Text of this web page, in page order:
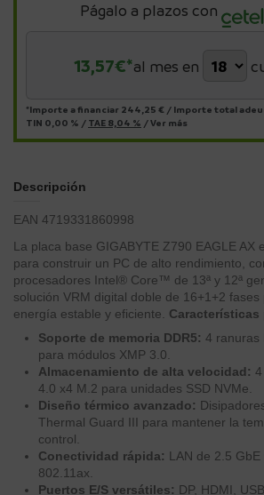
Págalo a plazos con
13,57€*al mes en
*Importe a financiar 244,25 € / Importe total
TIN 0,00 % / TAE 8,04 % /Ver más
Descripción
EAN 4719331860998
La placa base GIGABYTE Z790 EAGLE AX
para construir un PC de alto rendimiento,
procesadores Intel® Core™ de 13ª y 12ª
solución VRM digital doble de 16+1+2
energía estable y eficiente.
Soporte de memoria DDR5: 4 ranuras
para módulos XMP 3.0.
Almacenamiento de alta velocidad:
4.0 x4 M.2 para unidades SSD NVMe.
Diseño térmico avanzado:
Thermal Guard III para mantener la
control.
Conectividad rápida: LAN de 2.5
802.11ax.
Puertos E/S versátiles: DP, HDMI,